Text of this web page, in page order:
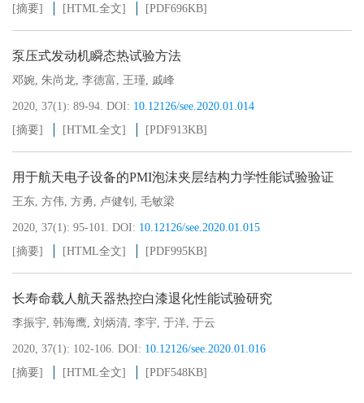
[摘要]
[HTML全文] [PDF696KB]
泵压式发动机瞬态热试验方法
邓婉, 朱尚龙, 李德富, 王瑾, 戚峰
2020, 37(1): 89-94. DOI: 10.12126/see.2020.01.014
[摘要]
[HTML全文] [PDF913KB]
用于航天电子设备的PMI泡沫夹层结构力学性能试验验证
王东, 方伟, 方勇 , 卢健钊 , 毛敏梁
2020, 37(1): 95-101. DOI: 10.12126/see.2020.01.015
[摘要]
[HTML全文] [PDF995KB]
长寿命载人航天器热控白漆退化性能试验研究
李振宇, 韩海鹰, 刘炳清, 李宇, 于洋, 于云
2020, 37(1): 102-106. DOI: 10.12126/see.2020.01.016
[摘要]
[HTML全文] [PDF548KB]